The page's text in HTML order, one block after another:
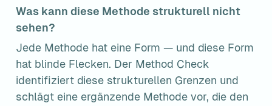
Was kann diese Methode strukturell nicht
sehen?
Jede Methode hat eine Form — und diese Form
hat blinde Flecken. Der Method Check
identifiziert diese strukturellen Grenzen und
schlägt eine ergänzende Methode vor, die den